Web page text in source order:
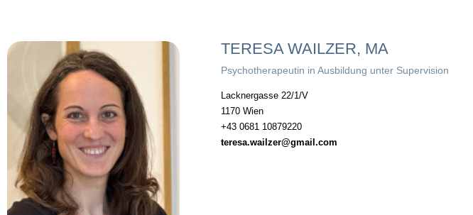
TERESA WAILZER, MA
Psychotherapeutin in Ausbildung unter Supervision
Lacknergasse 22/1/V
1170 Wien
+43 0681 10879220
teresa.wailzer@gmail.com